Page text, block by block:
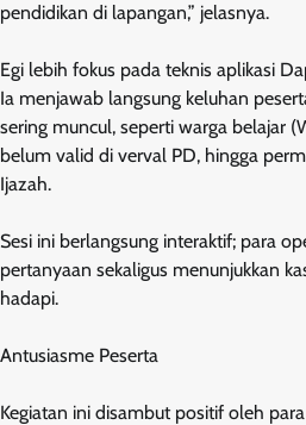
pendidikan di lapangan,” jelasnya.
Egi lebih fokus pada teknis aplikasi
Ia menjawab langsung keluhan
sering muncul, seperti warga belajar
belum valid di verval PD, hingga
Ijazah.
Sesi ini berlangsung interaktif; para
pertanyaan sekaligus menunjukkan
hadapi.
Antusiasme Peserta
Kegiatan ini disambut positif oleh